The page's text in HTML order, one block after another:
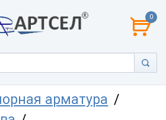
0
арматура